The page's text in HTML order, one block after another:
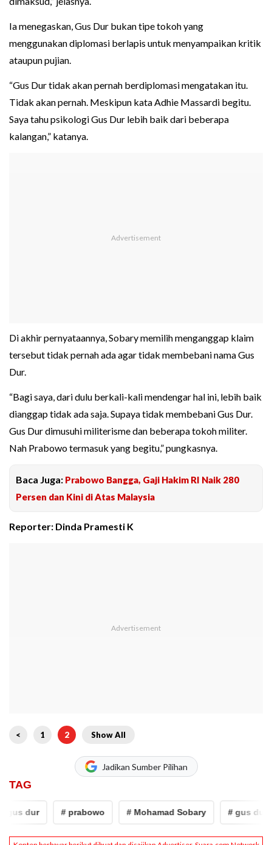
Ia menegaskan, Gus Dur bukan tipe tokoh yang
menggunakan diplomasi berlapis untuk menyampaikan kritik
ataupun pujian.
“Gus Dur tidak akan pernah berdiplomasi mengatakan itu.
Tidak akan pernah. Meskipun kata Adhie Massardi begitu.
Saya tahu psikologi Gus Dur lebih baik dari beberapa
kalangan,” katanya.
Di akhir pernyataannya, Sobary memilih menganggap klaim
tersebut tidak pernah ada agar tidak membebani nama Gus
Dur.
“Bagi saya, dari dulu berkali-kali mendengar hal ini, lebih baik
dianggap tidak ada saja. Supaya tidak membebani Gus Dur.
Gus Dur dimusuhi militerisme dan beberapa tokoh militer.
Nah Prabowo termasuk yang begitu,” pungkasnya.
Baca Juga: Prabowo Bangga, Gaji Hakim RI Naik 280
Persen dan Kini di Atas Malaysia
Reporter: Dinda Pramesti K
< 1 2 Show All
Jadikan Sumber Pilihan
TAG
dur # prabowo # Mohamad Sobary # gus dur